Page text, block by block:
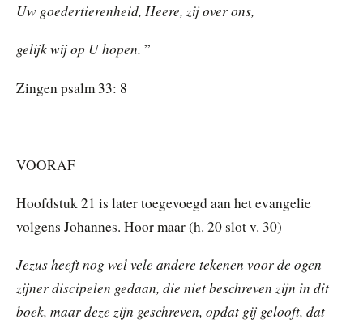
Uw goedertierenheid, Heere, zij over ons,
gelijk wij op U hopen. ”
Zingen psalm 33: 8
VOORAF
Hoofdstuk 21 is later toegevoegd aan het evangelie
volgens Johannes. Hoor maar (h. 20 slot v. 30)
Jezus heeft nog wel vele andere tekenen voor de ogen
zijner discipelen gedaan, die niet beschreven zijn in dit
boek, maar deze zijn geschreven, opdat gij gelooft, dat